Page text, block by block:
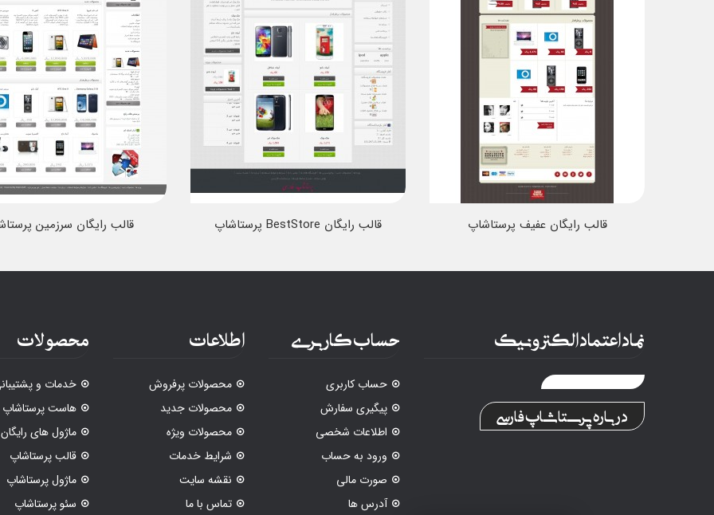
قالب رایگان سرزمین قالب رایگان BestStore پرستاشاپ قالب رایگان عفیف پرستاشاپ
نماد اعتماد الکترونیک
درباره پرستاشاپ فارسی
حساب کاربری
حساب کاربری
پیگیری سفارش
اطلاعات شخصی
ورود به حساب
صورت مالی
آدرس ها
اطلاعات
محصولات پرفروش
محصولات جدید
محصولات ویژه
شرایط خدمات
نقشه سایت
تماس با ما
محصولات
خدمات و
هاست پرستاشاپ
ماژول های رایگان
قالب پرستاشاپ
ماژول پرستاشاپ
سئو پرستاشاپ